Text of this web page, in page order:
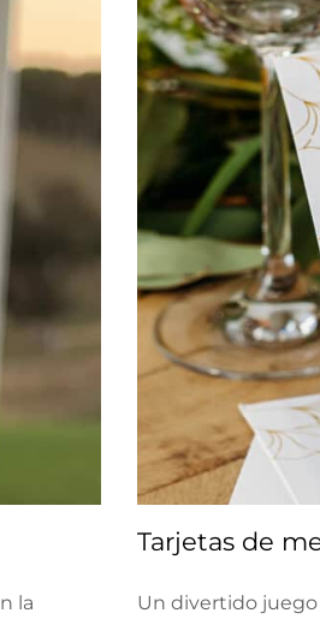
la
Tarjetas de
Un divertido juego